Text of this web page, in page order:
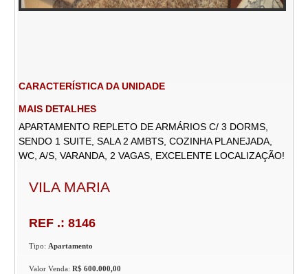
CARACTERÍSTICA DA UNIDADE
MAIS DETALHES
APARTAMENTO REPLETO DE ARMÁRIOS C/ 3 DORMS,
SENDO 1 SUITE, SALA 2 AMBTS, COZINHA PLANEJADA,
WC, A/S, VARANDA, 2 VAGAS, EXCELENTE LOCALIZAÇÃO!
VILA MARIA
REF .: 8146
Tipo: Apartamento
Valor Venda:R$ 600.000,00